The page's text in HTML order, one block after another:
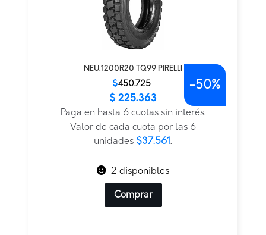
NEU.1200R20 TQ99 PIRELLI
$450.725
original
actual
$ 225.363
Paga en hasta 6 cuotas sin interés.
Valor de cada cuota por las 6
unidades $37.561.
-50%
2 disponibles
Comprar